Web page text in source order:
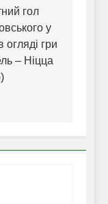
гол
у
огляді гри
– Ніцца